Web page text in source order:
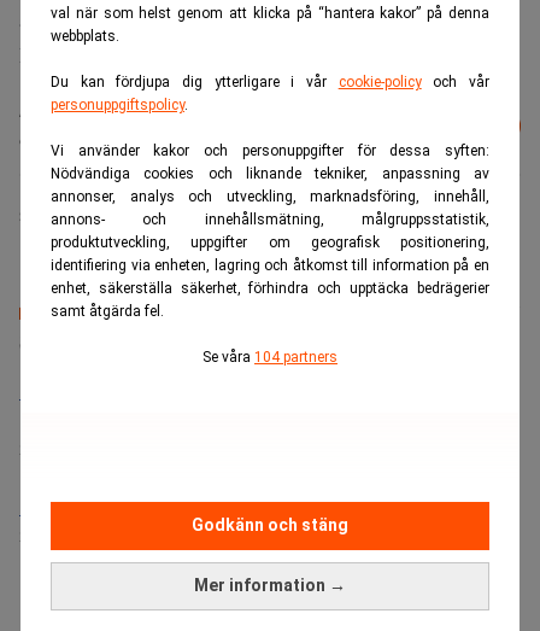
val när som helst genom att klicka på “hantera kakor” på denna
webbplats.
Du kan fördjupa dig ytterligare i vår cookie-policyoch vår
personuppgiftspolicy.
Vi använder kakor och personuppgifter för dessa syften:
Nödvändiga cookies och liknande tekniker, anpassning av
annonser, analys och utveckling, marknadsföring, innehåll,
annons- och innehållsmätning, målgruppsstatistik,
produktutveckling, uppgifter om geografisk positionering,
identifiering via enheten, lagring och åtkomst till information på en
enhet, säkerställa säkerhet, förhindra och upptäcka bedrägerier
samt åtgärda fel.
Se våra 104 partners
Mer information →
Godkänn och stäng
annat ledamot i Sten Mörtstedts Herma Securities.
Han har även varit verksam som advokat på Fylgia.
Läs mer från Realtid - vårt nyhetsbrev
är kostnadsfritt:
Sara Johansson
Senaste lediga jobben
Sista ansökningsdag:
Medarbetare inom Intern styrning och kontroll till Alecta
Sista ansökningsdag:13/06/2026
ANNONS